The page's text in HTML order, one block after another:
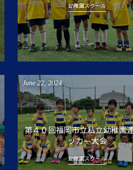
幼稚園スクール
June 22,2024
第４０回福岡市立私立幼稚園
ッカー大会
幼稚園スクール